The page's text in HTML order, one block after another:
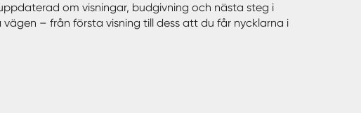
om visningar, budgivning och nästa steg i
– från första visning till dess att du får nycklarna i